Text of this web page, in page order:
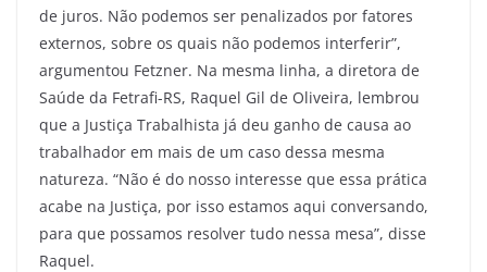
de juros. Não podemos ser penalizados por fatores
externos, sobre os quais não podemos interferir”,
argumentou Fetzner. Na mesma linha, a diretora de
Saúde da Fetrafi-RS, Raquel Gil de Oliveira, lembrou
que a Justiça Trabalhista já deu ganho de causa ao
trabalhador em mais de um caso dessa mesma
natureza. “Não é do nosso interesse que essa prática
acabe na Justiça, por isso estamos aqui conversando,
para que possamos resolver tudo nessa mesa”, disse
Raquel.